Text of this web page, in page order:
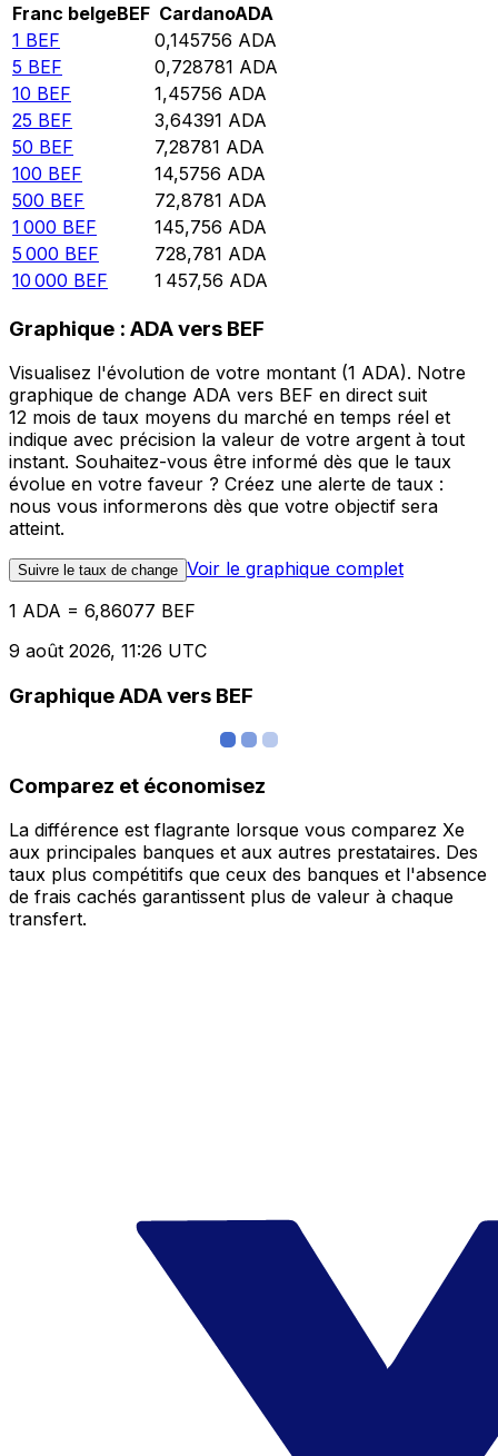
Franc belgeBEF CardanoADA
1 BEF 0,145756 ADA
5 BEF 0,728781 ADA
10 BEF 1,45756 ADA
25 BEF 3,64391 ADA
50 BEF 7,28781 ADA
100 BEF 14,5756 ADA
500 BEF 72,8781 ADA
1 000 BEF 145,756 ADA
5 000 BEF 728,781 ADA
10 000 BEF 1 457,56 ADA
Graphique : ADA vers BEF
Visualisez l'évolution de votre montant (1 ADA). Notre
graphique de change ADA vers BEF en direct suit
12 mois de taux moyens du marché en temps réel et
indique avec précision la valeur de votre argent à tout
instant. Souhaitez-vous être informé dès que le taux
évolue en votre faveur ? Créez une alerte de taux :
nous vous informerons dès que votre objectif sera
atteint.
Suivre le taux de change Voir le graphique complet
1 ADA = 6,86077 BEF
9 août 2026, 11:26 UTC
Graphique ADA vers BEF
Comparez et économisez
La différence est flagrante lorsque vous comparez Xe
aux principales banques et aux autres prestataires. Des
taux plus compétitifs que ceux des banques et l'absence
de frais cachés garantissent plus de valeur à chaque
transfert.